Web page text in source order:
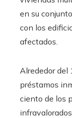
en su
con los
afectados.
Alrededor del
préstamos
ciento de los